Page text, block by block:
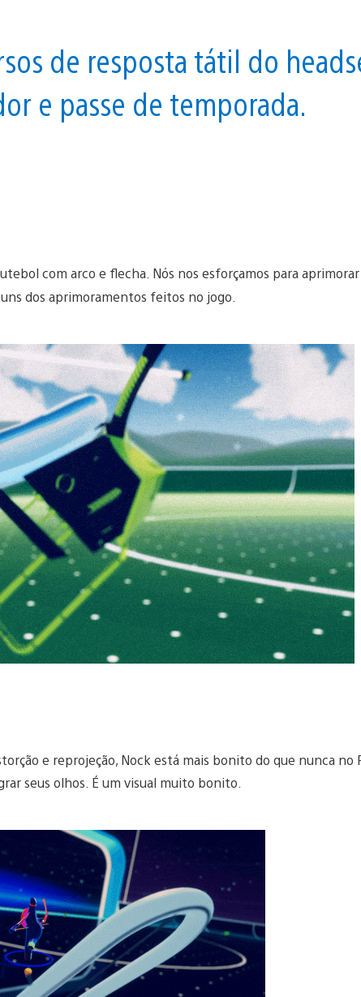
de resposta tátil do
e passe de temporada.
com arco e flecha. Nós nos esforçamos para
dos aprimoramentos feitos no jogo.
e reprojeção, Nock está mais bonito do que nunca no
seus olhos. É um visual muito bonito.